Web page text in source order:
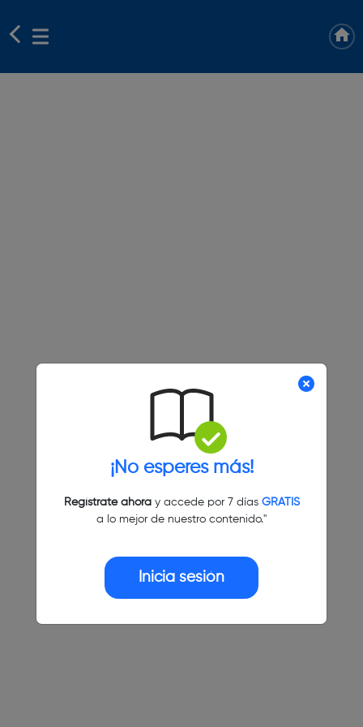
¡No esperes más!
Regístrate ahoray accede por 7 días GRATIS
a lo mejor de nuestro contenido."
Inicia sesión